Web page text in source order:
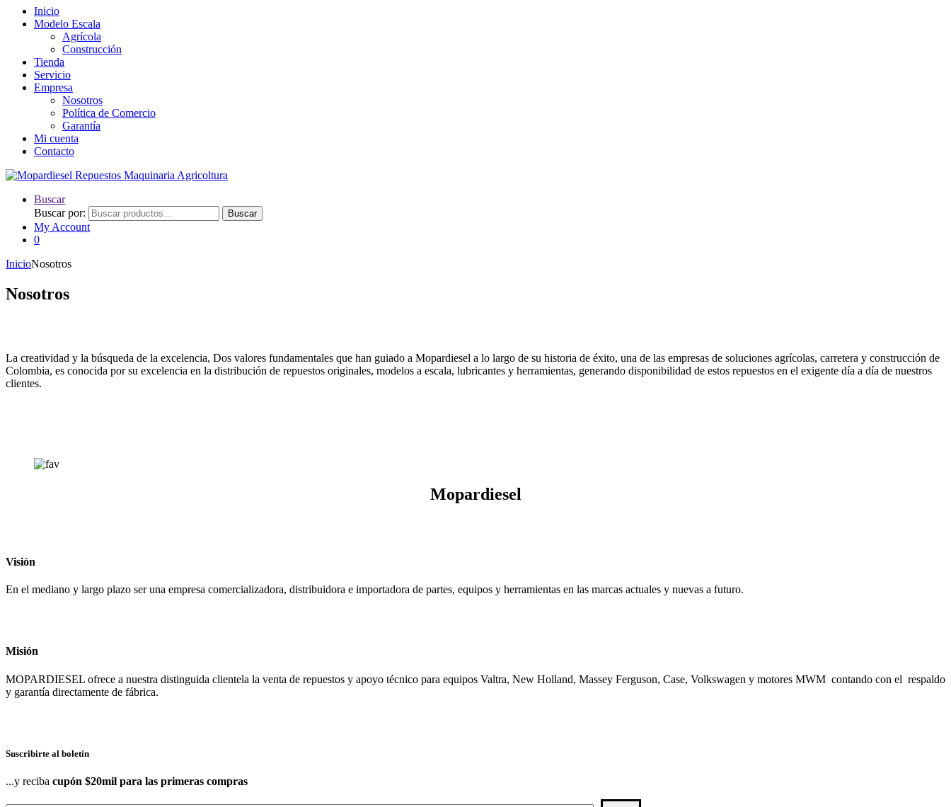
Inicio
Modelo Escala
Agrícola
Construcción
Tienda
Servicio
Empresa
Nosotros
Política de Comercio
Garantía
Mi cuenta
Contacto
Buscar
Buscar por:
Buscar
My Account
0
InicioNosotros
Nosotros
La creatividad y la búsqueda de la excelencia, Dos valores fundamentales que han guiado a Mopardiesel a lo largo de su historia de éxito, una de las empresas de soluciones agrícolas, carretera y construcción de
Colombia, es conocida por su excelencia en la distribución de repuestos originales, modelos a escala, lubricantes y herramientas, generando disponibilidad de estos repuestos en el exigente día a día de nuestros
clientes.
Mopardiesel
Visión
En el mediano y largo plazo ser una empresa comercializadora, distribuidora e importadora de partes, equipos y herramientas en las marcas actuales y nuevas a futuro.
Misión
MOPARDIESEL ofrece a nuestra distinguida clientela la venta de repuestos y apoyo técnico para equipos Valtra, New Holland, Massey Ferguson, Case, Volkswagen y motores MWM contando con el respaldo
y garantía directamente de fábrica.
Suscribirte al boletín
...y reciba cupón $20mil para las primeras compras